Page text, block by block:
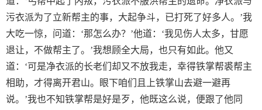
污衣派为了立新帮主的事，大起争斗，已打死了好多人。’我
大吃一惊，问道：‘那怎么办？’他道：‘我见伤人太多，甘愿
退让，不做帮主了。’我想顾全大局，也只有如此。他又
道：‘可是净衣派的长老们却又不放我走，幸得铁掌帮裘帮主
相助，才得离开君山。眼下咱们且上铁掌山去避一避再
说。’我也不知铁掌帮是好是歹，他既这么说，便跟了他同